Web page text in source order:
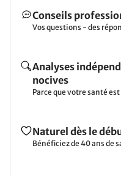
Conseils
Vos questions - des
Analyses
nocives
Parce que votre santé
Naturel dès le
Bénéficiez de 40 ans de